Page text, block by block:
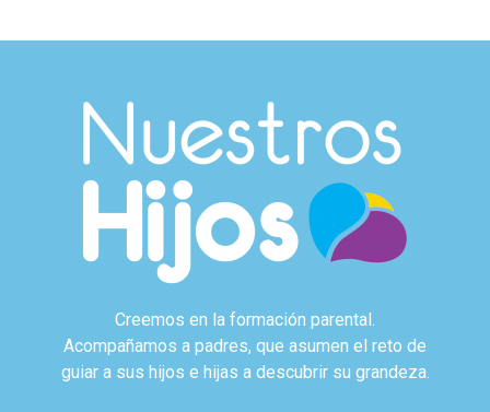
Creemos en la formación parental.
Acompañamos a padres, que asumen el reto de
guiar a sus hijos e hijas a descubrir su grandeza.